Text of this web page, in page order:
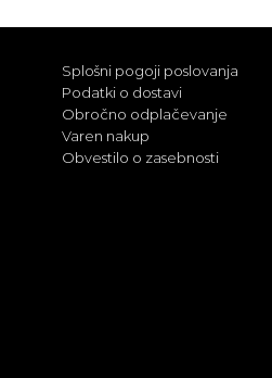
Splošni pogoji poslovanja
Podatki o dostavi
Obročno odplačevanje
Varen nakup
Obvestilo o zasebnosti